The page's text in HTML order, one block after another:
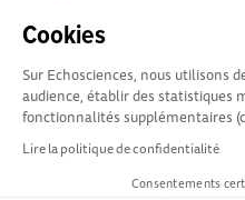
Cookies
Sur Echosciences, nous utilisons
audience, établir des statistiques
fonctionnalités supplémentaires
Lire la politique de confidentialité
Consentements
culture scientifique,
Mentions légales|
|Ligne éditoriale